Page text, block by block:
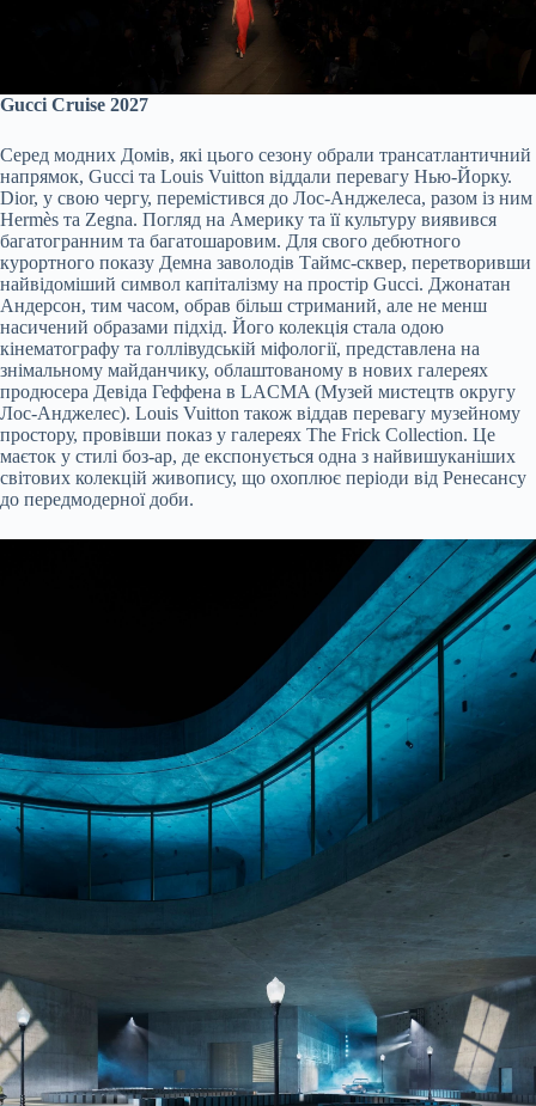
Gucci Cruise 2027
Серед модних Домів, які цього сезону обрали трансатлантичний
напрямок, Gucci та Louis Vuitton віддали перевагу Нью-Йорку.
Dior, у свою чергу, перемістився до Лос-Анджелеса, разом із ним
Hermès та Zegna. Погляд на Америку та її культуру виявився
багатогранним та багатошаровим. Для свого дебютного
курортного показу Демна заволодів Таймс-сквер, перетворивши
найвідоміший символ капіталізму на простір Gucci. Джонатан
Андерсон, тим часом, обрав більш стриманий, але не менш
насичений образами підхід. Його колекція стала одою
кінематографу та голлівудській міфології, представлена на
знімальному майданчику, облаштованому в нових галереях
продюсера Девіда Геффена в LACMA (Музей мистецтв округу
Лос-Анджелес). Louis Vuitton також віддав перевагу музейному
простору, провівши показ у галереях The Frick Collection. Це
маєток у стилі боз-ар, де експонується одна з найвишуканіших
світових колекцій живопису, що охоплює періоди від Ренесансу
до передмодерної доби.